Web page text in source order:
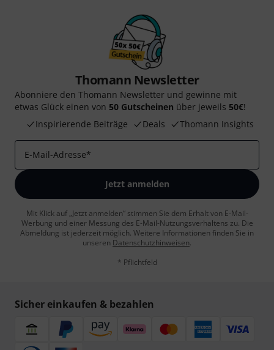
Thomann Newsletter
Abonniere den Thomann Newsletter und gewinne mit
etwas Glück einen von 50 Gutscheinen über jeweils 50€!
Inspirierende Beiträge
Deals Thomann Insights
E-Mail-Adresse*
Jetzt anmelden
Mit Klick auf „Jetzt anmelden“ stimmen Sie dem Erhalt von E-Mail-
Werbung und einer Messung des E-Mail-Nutzungsverhaltens zu. Die
Abmeldung ist jederzeit möglich. Weitere Informationen finden Sie in
unseren Datenschutzhinweisen.
* Pflichtfeld
Sicher einkaufen & bezahlen